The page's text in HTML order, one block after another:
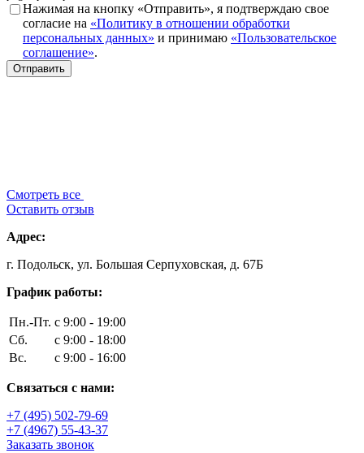
Нажимая на кнопку «Отправить», я подтверждаю свое
согласие на «Политику в отношении обработки
персональных данных» и принимаю «Пользовательское
соглашение».
Смотреть все
Оставить отзыв
Адрес:
г. Подольск, ул. Большая Серпуховская, д. 67Б
График работы:
Пн.-Пт. с 9:00 - 19:00
Сб.
с 9:00 - 18:00
Вс.
с 9:00 - 16:00
Связаться с нами:
+7 (495) 502-79-69
+7 (4967) 55-43-37
Заказать звонок